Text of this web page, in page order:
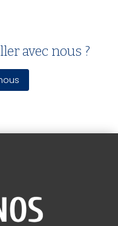
avec nous ?